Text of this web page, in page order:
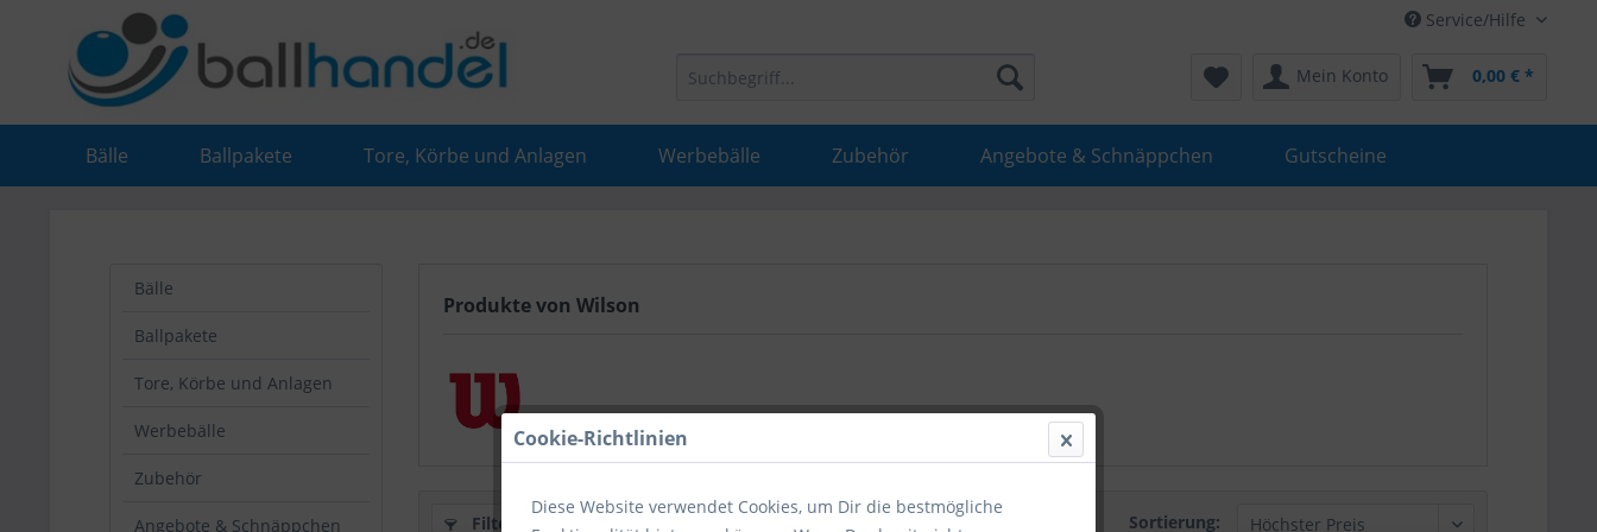
Service/Hilfe
Mein Konto 0,00 € *
Bälle Ballpakete Tore, Körbe und Anlagen Werbebälle Zubehör Angebote & Schnäppchen Gutscheine
Bälle
Ballpakete
Tore, Körbe und Anlagen
Werbebälle
Zubehör
Angebote & Schnäppchen
Produkte von Wilson
Filtern Sortierung:
Cookie-Richtlinien
Diese Website verwendet Cookies, um Dir die bestmögliche